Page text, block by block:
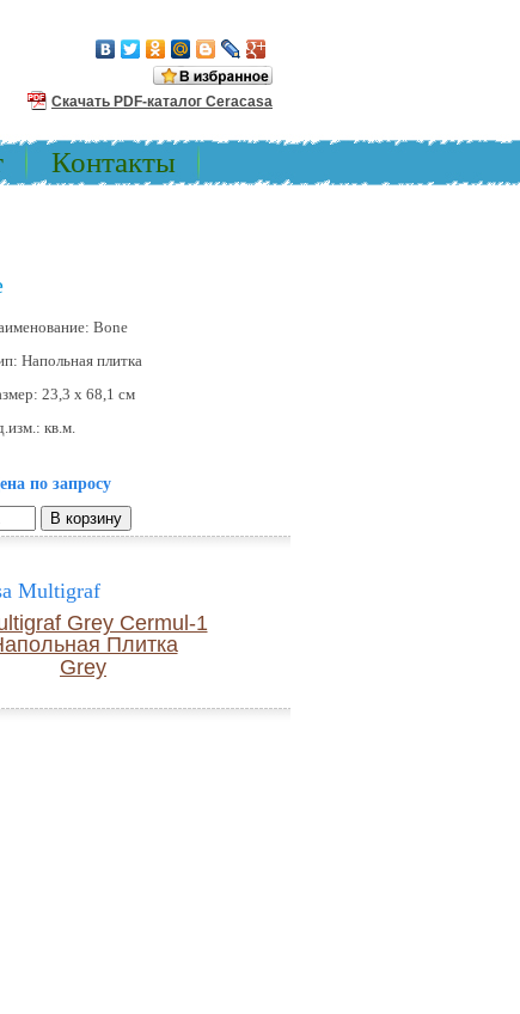
Скачать PDF-каталог Ceracasa
Контакты
Bone
Напольная плитка
23,3 x 68,1 см
кв.м.
по запросу
Multigraf
Grey